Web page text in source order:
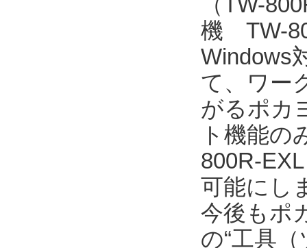
機 TW-
Windows
て、ワー
がるポカ
ト機能の
800R-
可能にし
今後もポ
の“工具